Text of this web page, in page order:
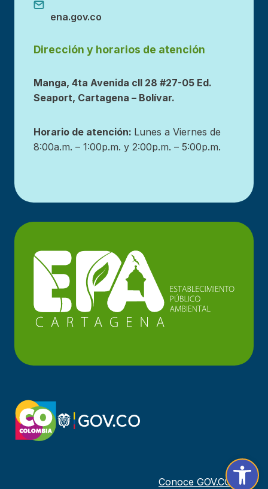
Abrir
ena.gov.co
Dirección y horarios de atención
Manga, 4ta Avenida cll 28 #27-05 Ed.
Seaport, Cartagena – Bolívar.
Horario de atención: Lunes a Viernes de
8:00a.m. – 1:00p.m. y 2:00p.m. – 5:00p.m.
Conoce GOV.CO aquí